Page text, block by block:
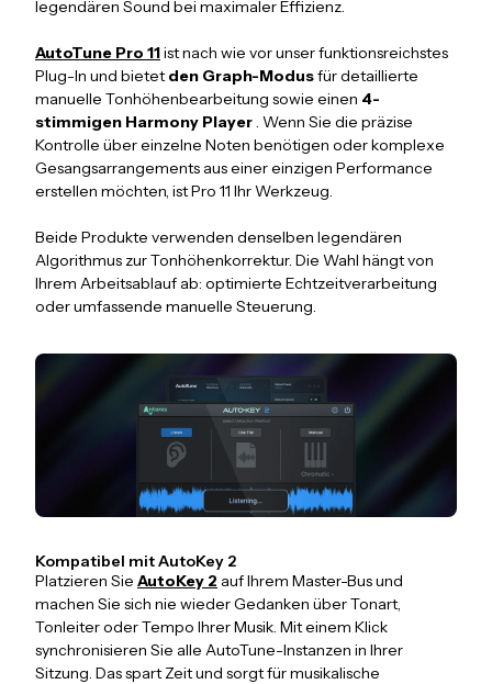
legendären Sound bei maximaler Effizienz.
AutoTune Pro 11ist nach wie vor unser funktionsreichstes
Plug-In und bietetden Graph-Modusfür detaillierte
manuelle Tonhöhenbearbeitung sowie einen 4-
stimmigen Harmony Player. Wenn Sie die präzise
Kontrolle über einzelne Noten benötigen oder komplexe
Gesangsarrangements aus einer einzigen Performance
erstellen möchten, ist Pro 11 Ihr Werkzeug.
Beide Produkte verwenden denselben legendären
Algorithmus zur Tonhöhenkorrektur. Die Wahl hängt von
Ihrem Arbeitsablauf ab: optimierte Echtzeitverarbeitung
oder umfassende manuelle Steuerung.
Kompatibel mit AutoKey 2
Platzieren Sie AutoKey 2 auf Ihrem Master-Bus und
machen Sie sich nie wieder Gedanken über Tonart,
Tonleiter oder Tempo Ihrer Musik. Mit einem Klick
synchronisieren Sie alle AutoTune-Instanzen in Ihrer
Sitzung. Das spart Zeit und sorgt für musikalische